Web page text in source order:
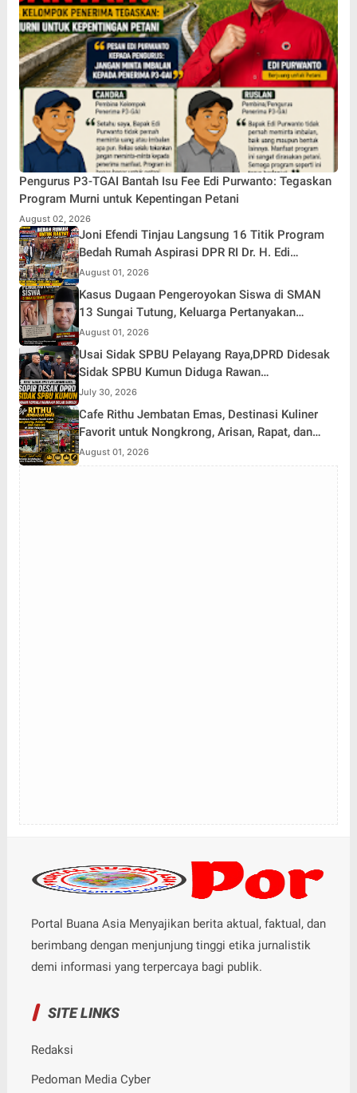
Pengurus P3-TGAI Bantah Isu Fee Edi Purwanto: Tegaskan
Program Murni untuk Kepentingan Petani
August 02, 2026
Joni Efendi Tinjau Langsung 16 Titik Program
Bedah Rumah Aspirasi DPR RI Dr. H. Edi
Purwanto di Kecamatan Gunung Kerinci
August 01, 2026
Kasus Dugaan Pengeroyokan Siswa di SMAN
13 Sungai Tutung, Keluarga Pertanyakan
Tanggung Jawab Kepsek
August 01, 2026
Usai Sidak SPBU Pelayang Raya,DPRD Didesak
Sidak SPBU Kumun Diduga Rawan
Penyalahgunaan Solar Subsidi
July 30, 2026
Cafe Rithu Jembatan Emas, Destinasi Kuliner
Favorit untuk Nongkrong, Arisan, Rapat, dan
Karaoke di Desa Pelayang
August 01, 2026
Portal Buana Asia Menyajikan berita aktual, faktual, dan
berimbang dengan menjunjung tinggi etika jurnalistik
demi informasi yang terpercaya bagi publik.
SITE LINKS
Redaksi
Pedoman Media Cyber